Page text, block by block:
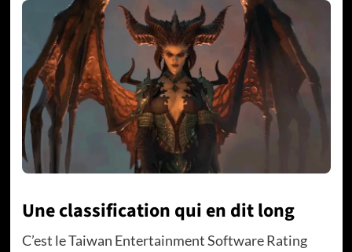
Une classification qui en dit long
C’est le Taiwan Entertainment Software Rating